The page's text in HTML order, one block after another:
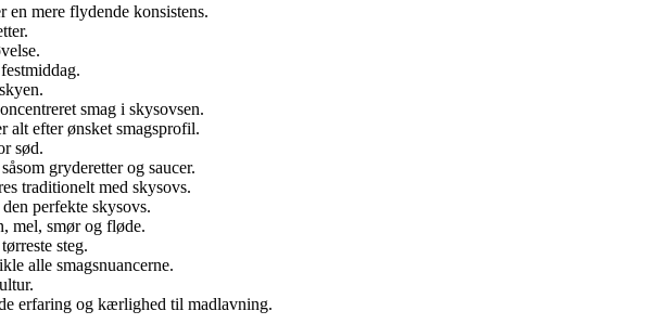
mere flydende konsistens.
smag i skysovsen.
alt efter ønsket smagsprofil.
sød.
gryderetter og saucer.
traditionelt med skysovs.
perfekte skysovs.
mel, smør og fløde.
steg.
alle smagsnuancerne.
erfaring og kærlighed til madlavning.